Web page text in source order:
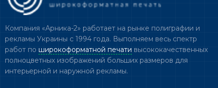
Компания «Арника-2» работает на рынке полиграфии и
рекламы Украины с 1994 года. Выполняем весь спектр
работ по широкоформатной печати высококачественных
полноцветных изображений больших размеров для
интерьерной и наружной рекламы.